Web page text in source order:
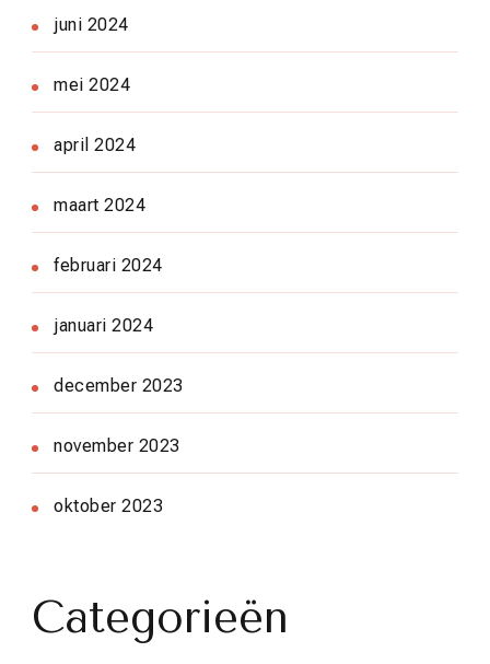
juni 2024
mei 2024
april 2024
maart 2024
februari 2024
januari 2024
december 2023
november 2023
oktober 2023
Categorieën